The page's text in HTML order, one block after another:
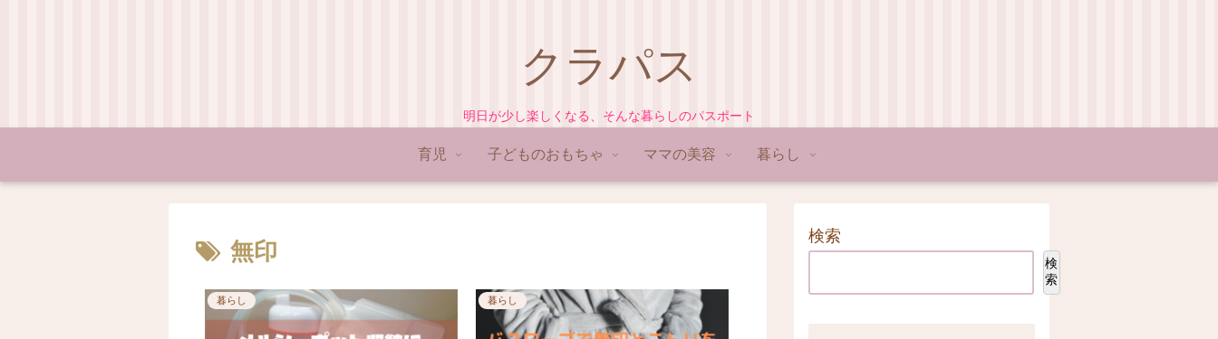
クラパス
明日が少し楽しくなる、そんな暮らしのパスポート
育児 子どものおもちゃ ママの美容 暮らし
無印
暮らし 暮らし
検索
検
索